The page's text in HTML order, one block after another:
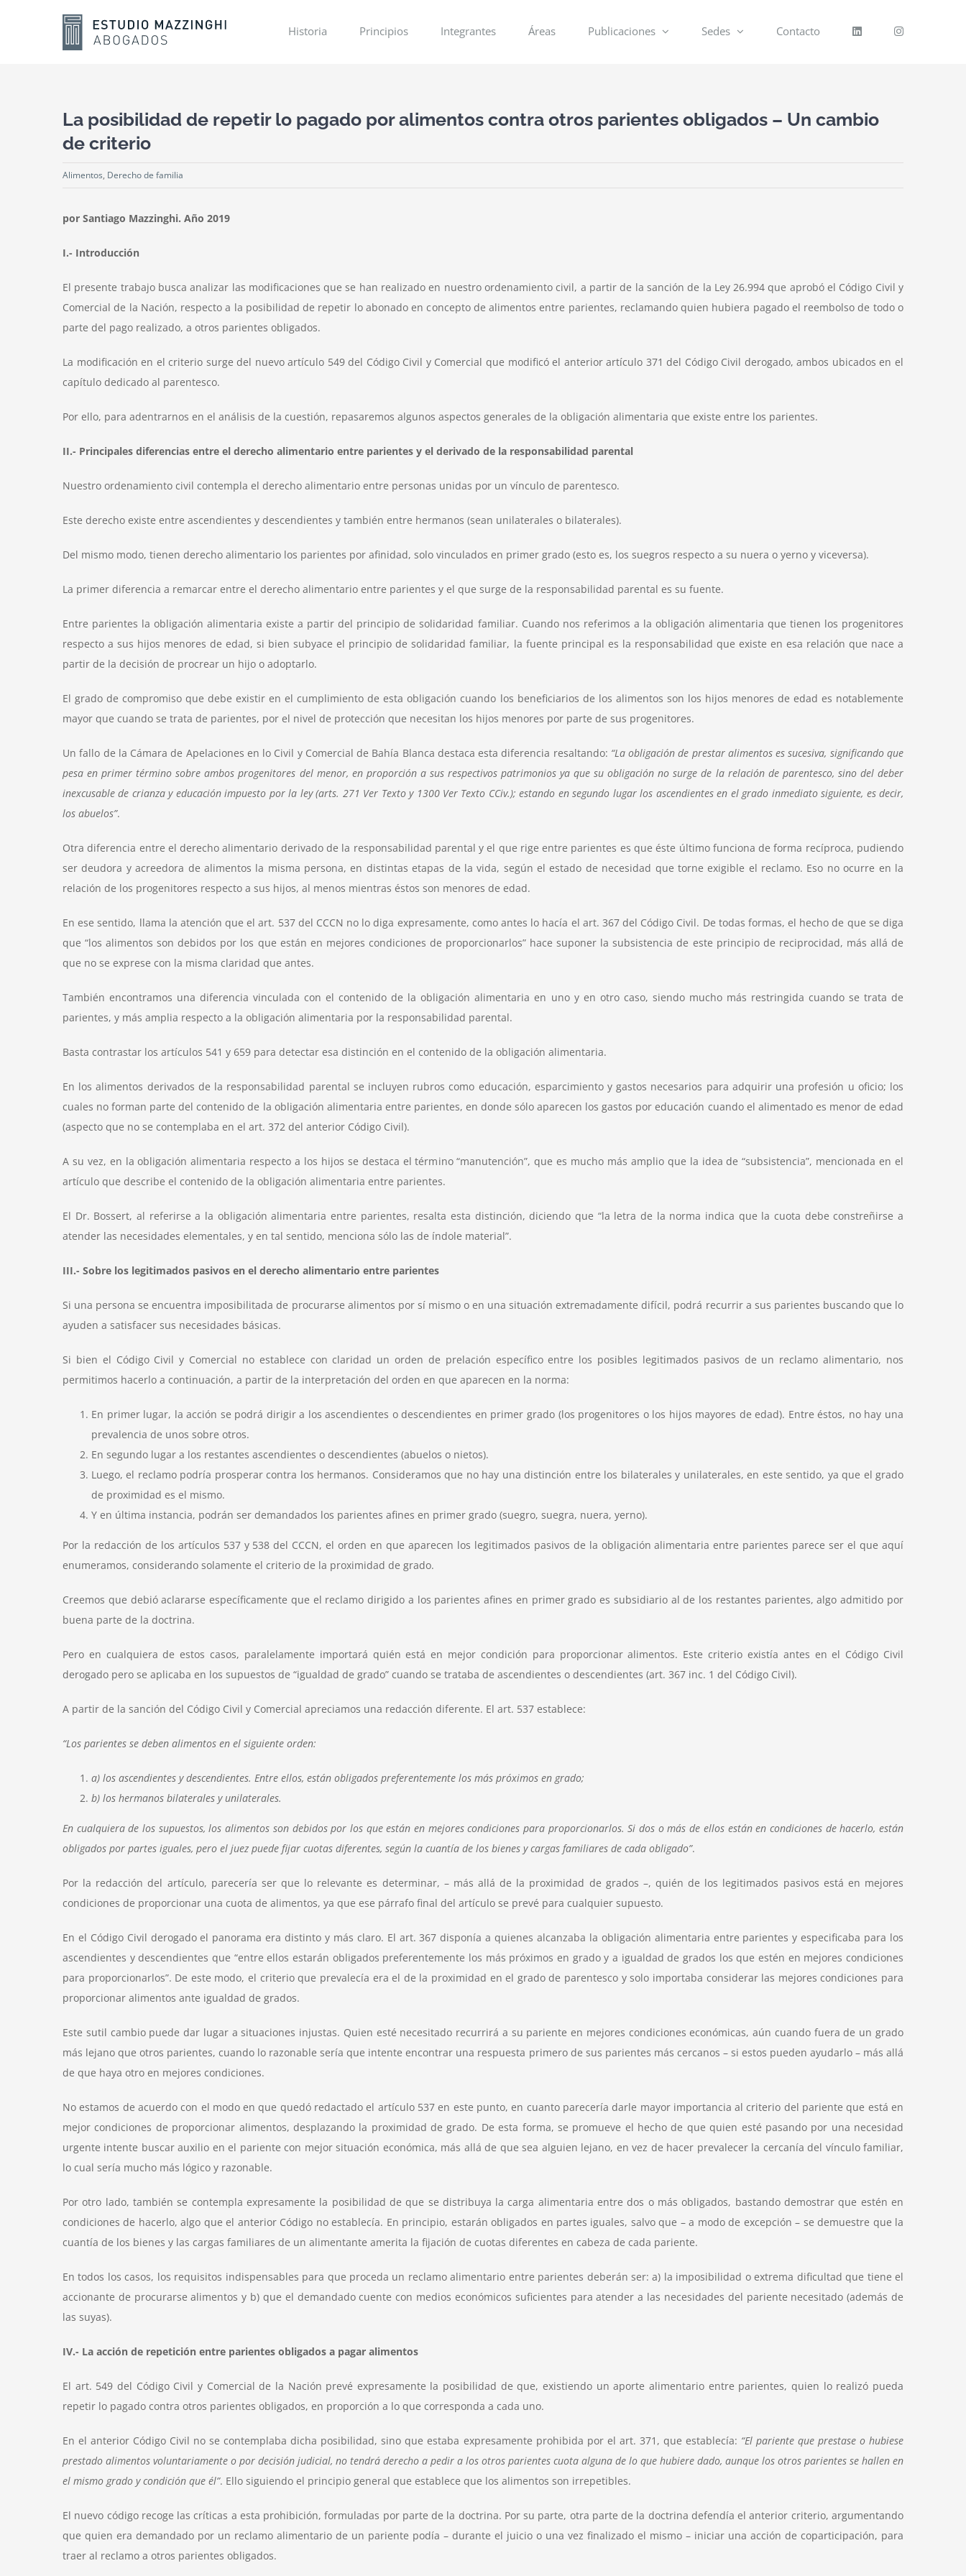
Historia Principios Integrantes Áreas Publicaciones Sedes Contacto
La posibilidad de repetir lo pagado por alimentos contra otros parientes obligados – Un cambio
de criterio
Alimentos, Derecho de familia
por Santiago Mazzinghi. Año 2019
I.- Introducción
El presente trabajo busca analizar las modificaciones que se han realizado en nuestro ordenamiento civil, a partir de la sanción de la Ley 26.994 que aprobó el Código Civil y
Comercial de la Nación, respecto a la posibilidad de repetir lo abonado en concepto de alimentos entre parientes, reclamando quien hubiera pagado el reembolso de todo o
parte del pago realizado, a otros parientes obligados.
La modificación en el criterio surge del nuevo artículo 549 del Código Civil y Comercial que modificó el anterior artículo 371 del Código Civil derogado, ambos ubicados en el
capítulo dedicado al parentesco.
Por ello, para adentrarnos en el análisis de la cuestión, repasaremos algunos aspectos generales de la obligación alimentaria que existe entre los parientes.
II.- Principales diferencias entre el derecho alimentario entre parientes y el derivado de la responsabilidad parental
Nuestro ordenamiento civil contempla el derecho alimentario entre personas unidas por un vínculo de parentesco.
Este derecho existe entre ascendientes y descendientes y también entre hermanos (sean unilaterales o bilaterales).
Del mismo modo, tienen derecho alimentario los parientes por afinidad, solo vinculados en primer grado (esto es, los suegros respecto a su nuera o yerno y viceversa).
La primer diferencia a remarcar entre el derecho alimentario entre parientes y el que surge de la responsabilidad parental es su fuente.
Entre parientes la obligación alimentaria existe a partir del principio de solidaridad familiar. Cuando nos referimos a la obligación alimentaria que tienen los progenitores
respecto a sus hijos menores de edad, si bien subyace el principio de solidaridad familiar, la fuente principal es la responsabilidad que existe en esa relación que nace a
partir de la decisión de procrear un hijo o adoptarlo.
El grado de compromiso que debe existir en el cumplimiento de esta obligación cuando los beneficiarios de los alimentos son los hijos menores de edad es notablemente
mayor que cuando se trata de parientes, por el nivel de protección que necesitan los hijos menores por parte de sus progenitores.
Un fallo de la Cámara de Apelaciones en lo Civil y Comercial de Bahía Blanca destaca esta diferencia resaltando: “La obligación de prestar alimentos es sucesiva, significando que
pesa en primer término sobre ambos progenitores del menor, en proporción a sus respectivos patrimonios ya que su obligación no surge de la relación de parentesco, sino del deber
inexcusable de crianza y educación impuesto por la ley (arts. 271 Ver Texto y 1300 Ver Texto CCiv.); estando en segundo lugar los ascendientes en el grado inmediato siguiente, es decir,
los abuelos”.
Otra diferencia entre el derecho alimentario derivado de la responsabilidad parental y el que rige entre parientes es que éste último funciona de forma recíproca, pudiendo
ser deudora y acreedora de alimentos la misma persona, en distintas etapas de la vida, según el estado de necesidad que torne exigible el reclamo. Eso no ocurre en la
relación de los progenitores respecto a sus hijos, al menos mientras éstos son menores de edad.
En ese sentido, llama la atención que el art. 537 del CCCN no lo diga expresamente, como antes lo hacía el art. 367 del Código Civil. De todas formas, el hecho de que se diga
que “los alimentos son debidos por los que están en mejores condiciones de proporcionarlos” hace suponer la subsistencia de este principio de reciprocidad, más allá de
que no se exprese con la misma claridad que antes.
También encontramos una diferencia vinculada con el contenido de la obligación alimentaria en uno y en otro caso, siendo mucho más restringida cuando se trata de
parientes, y más amplia respecto a la obligación alimentaria por la responsabilidad parental.
Basta contrastar los artículos 541 y 659 para detectar esa distinción en el contenido de la obligación alimentaria.
En los alimentos derivados de la responsabilidad parental se incluyen rubros como educación, esparcimiento y gastos necesarios para adquirir una profesión u oficio; los
cuales no forman parte del contenido de la obligación alimentaria entre parientes, en donde sólo aparecen los gastos por educación cuando el alimentado es menor de edad
(aspecto que no se contemplaba en el art. 372 del anterior Código Civil).
A su vez, en la obligación alimentaria respecto a los hijos se destaca el término “manutención”, que es mucho más amplio que la idea de “subsistencia”, mencionada en el
artículo que describe el contenido de la obligación alimentaria entre parientes.
El Dr. Bossert, al referirse a la obligación alimentaria entre parientes, resalta esta distinción, diciendo que “la letra de la norma indica que la cuota debe constreñirse a
atender las necesidades elementales, y en tal sentido, menciona sólo las de índole material”.
III.- Sobre los legitimados pasivos en el derecho alimentario entre parientes
Si una persona se encuentra imposibilitada de procurarse alimentos por sí mismo o en una situación extremadamente difícil, podrá recurrir a sus parientes buscando que lo
ayuden a satisfacer sus necesidades básicas.
Si bien el Código Civil y Comercial no establece con claridad un orden de prelación específico entre los posibles legitimados pasivos de un reclamo alimentario, nos
permitimos hacerlo a continuación, a partir de la interpretación del orden en que aparecen en la norma:
En primer lugar, la acción se podrá dirigir a los ascendientes o descendientes en primer grado (los progenitores o los hijos mayores de edad). Entre éstos, no hay una
prevalencia de unos sobre otros.
En segundo lugar a los restantes ascendientes o descendientes (abuelos o nietos).
Luego, el reclamo podría prosperar contra los hermanos. Consideramos que no hay una distinción entre los bilaterales y unilaterales, en este sentido, ya que el grado
de proximidad es el mismo.
Y en última instancia, podrán ser demandados los parientes afines en primer grado (suegro, suegra, nuera, yerno).
Por la redacción de los artículos 537 y 538 del CCCN, el orden en que aparecen los legitimados pasivos de la obligación alimentaria entre parientes parece ser el que aquí
enumeramos, considerando solamente el criterio de la proximidad de grado.
Creemos que debió aclararse específicamente que el reclamo dirigido a los parientes afines en primer grado es subsidiario al de los restantes parientes, algo admitido por
buena parte de la doctrina.
Pero en cualquiera de estos casos, paralelamente importará quién está en mejor condición para proporcionar alimentos. Este criterio existía antes en el Código Civil
derogado pero se aplicaba en los supuestos de “igualdad de grado” cuando se trataba de ascendientes o descendientes (art. 367 inc. 1 del Código Civil).
A partir de la sanción del Código Civil y Comercial apreciamos una redacción diferente. El art. 537 establece:
“Los parientes se deben alimentos en el siguiente orden:
a) los ascendientes y descendientes. Entre ellos, están obligados preferentemente los más próximos en grado;
b) los hermanos bilaterales y unilaterales.
En cualquiera de los supuestos, los alimentos son debidos por los que están en mejores condiciones para proporcionarlos. Si dos o más de ellos están en condiciones de hacerlo, están
obligados por partes iguales, pero el juez puede fijar cuotas diferentes, según la cuantía de los bienes y cargas familiares de cada obligado”.
Por la redacción del artículo, parecería ser que lo relevante es determinar, – más allá de la proximidad de grados –, quién de los legitimados pasivos está en mejores
condiciones de proporcionar una cuota de alimentos, ya que ese párrafo final del artículo se prevé para cualquier supuesto.
En el Código Civil derogado el panorama era distinto y más claro. El art. 367 disponía a quienes alcanzaba la obligación alimentaria entre parientes y especificaba para los
ascendientes y descendientes que “entre ellos estarán obligados preferentemente los más próximos en grado y a igualdad de grados los que estén en mejores condiciones
para proporcionarlos”. De este modo, el criterio que prevalecía era el de la proximidad en el grado de parentesco y solo importaba considerar las mejores condiciones para
proporcionar alimentos ante igualdad de grados.
Este sutil cambio puede dar lugar a situaciones injustas. Quien esté necesitado recurrirá a su pariente en mejores condiciones económicas, aún cuando fuera de un grado
más lejano que otros parientes, cuando lo razonable sería que intente encontrar una respuesta primero de sus parientes más cercanos – si estos pueden ayudarlo – más allá
de que haya otro en mejores condiciones.
No estamos de acuerdo con el modo en que quedó redactado el artículo 537 en este punto, en cuanto parecería darle mayor importancia al criterio del pariente que está en
mejor condiciones de proporcionar alimentos, desplazando la proximidad de grado. De esta forma, se promueve el hecho de que quien esté pasando por una necesidad
urgente intente buscar auxilio en el pariente con mejor situación económica, más allá de que sea alguien lejano, en vez de hacer prevalecer la cercanía del vínculo familiar,
lo cual sería mucho más lógico y razonable.
Por otro lado, también se contempla expresamente la posibilidad de que se distribuya la carga alimentaria entre dos o más obligados, bastando demostrar que estén en
condiciones de hacerlo, algo que el anterior Código no establecía. En principio, estarán obligados en partes iguales, salvo que – a modo de excepción – se demuestre que la
cuantía de los bienes y las cargas familiares de un alimentante amerita la fijación de cuotas diferentes en cabeza de cada pariente.
En todos los casos, los requisitos indispensables para que proceda un reclamo alimentario entre parientes deberán ser: a) la imposibilidad o extrema dificultad que tiene el
accionante de procurarse alimentos y b) que el demandado cuente con medios económicos suficientes para atender a las necesidades del pariente necesitado (además de
las suyas).
IV.- La acción de repetición entre parientes obligados a pagar alimentos
El art. 549 del Código Civil y Comercial de la Nación prevé expresamente la posibilidad de que, existiendo un aporte alimentario entre parientes, quien lo realizó pueda
repetir lo pagado contra otros parientes obligados, en proporción a lo que corresponda a cada uno.
En el anterior Código Civil no se contemplaba dicha posibilidad, sino que estaba expresamente prohibida por el art. 371, que establecía: “El pariente que prestase o hubiese
prestado alimentos voluntariamente o por decisión judicial, no tendrá derecho a pedir a los otros parientes cuota alguna de lo que hubiere dado, aunque los otros parientes se hallen en
el mismo grado y condición que él”. Ello siguiendo el principio general que establece que los alimentos son irrepetibles.
El nuevo código recoge las críticas a esta prohibición, formuladas por parte de la doctrina. Por su parte, otra parte de la doctrina defendía el anterior criterio, argumentando
que quien era demandado por un reclamo alimentario de un pariente podía – durante el juicio o una vez finalizado el mismo – iniciar una acción de coparticipación, para
traer al reclamo a otros parientes obligados.